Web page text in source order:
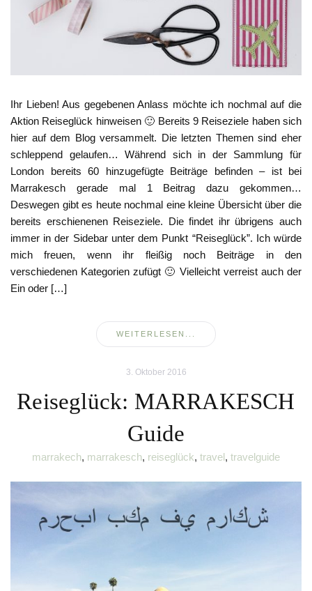
Ihr Lieben! Aus gegebenen Anlass möchte ich nochmal auf die
Aktion Reiseglück hinweisen 🙂 Bereits 9 Reiseziele haben sich
hier auf dem Blog versammelt. Die letzten Themen sind eher
schleppend gelaufen… Während sich in der Sammlung für
London bereits 60 hinzugefügte Beiträge befinden – ist bei
Marrakesch gerade mal 1 Beitrag dazu gekommen…
Deswegen gibt es heute nochmal eine kleine Übersicht über die
bereits erschienenen Reiseziele. Die findet ihr übrigens auch
immer in der Sidebar unter dem Punkt “Reiseglück”. Ich würde
mich freuen, wenn ihr fleißig noch Beiträge in den
verschiedenen Kategorien zufügt 🙂 Vielleicht verreist auch der
Ein oder […]
WEITERLESEN...
3. Oktober 2016
Reiseglück: MARRAKESCH
Guide
marrakech, marrakesch, reiseglück, travel, travelguide